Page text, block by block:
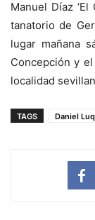
Manuel Díaz
tanatorio de
lugar mañana
Concepción y
localidad
TAGS Daniel